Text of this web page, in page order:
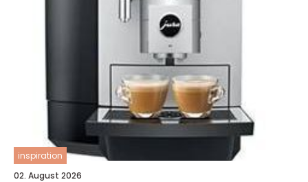
inspiration
02. August 2026